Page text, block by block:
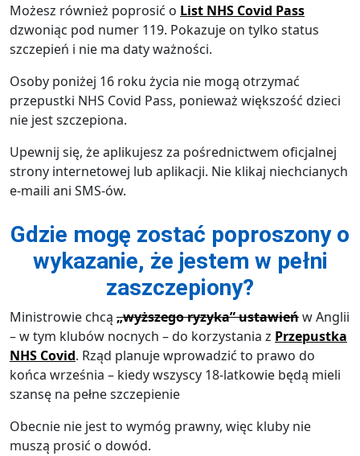
Możesz również poprosić o List NHS Covid Pass
dzwoniąc pod numer 119. Pokazuje on tylko status
szczepień i nie ma daty ważności.
Osoby poniżej 16 roku życia nie mogą otrzymać
przepustki NHS Covid Pass, ponieważ większość dzieci
nie jest szczepiona.
Upewnij się, że aplikujesz za pośrednictwem oficjalnej
strony internetowej lub aplikacji. Nie klikaj niechcianych
e-maili ani SMS-ów.
Gdzie mogę zostać poproszony o
wykazanie, że jestem w pełni
zaszczepiony?
Ministrowie chcą „wyższego ryzyka” ustawieńw Anglii
– w tym klubów nocnych – do korzystania z Przepustka
NHS Covid. Rząd planuje wprowadzić to prawo do
końca września – kiedy wszyscy 18-latkowie będą mieli
szansę na pełne szczepienie
Obecnie nie jest to wymóg prawny, więc kluby nie
muszą prosić o dowód.